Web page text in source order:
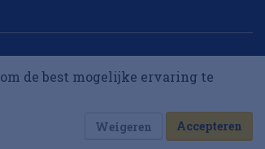
de best mogelijke ervaring te
Weigeren Accepteren